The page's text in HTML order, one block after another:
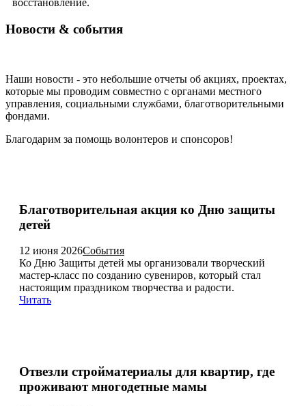
восстановление.
Новости & события
Наши новости - это небольшие отчеты об акциях, проектах,
которые мы проводим совместно с органами местного
управления, социальными службами, благотворительными
фондами.
Благодарим за помощь волонтеров и спонсоров!
Благотворительная акция ко Дню защиты
детей
12 июня 2026События
Ко Дню Защиты детей мы организовали творческий
мастер-класс по созданию сувениров, который стал
настоящим праздником творчества и радости.
Читать
Отвезли стройматериалы для квартир, где
проживают многодетные мамы